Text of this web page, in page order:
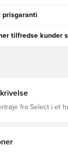
prisgaranti
tilfredse kunder
fra Select i et